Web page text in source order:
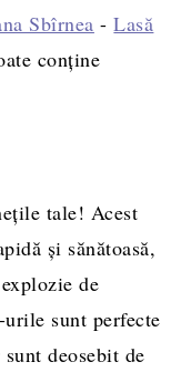
Sbîrnea -Lasă
conține
tale! Acest
și sănătoasă,
de
sunt perfecte
deosebit de